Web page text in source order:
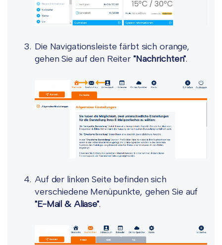
Die Navigationsleiste färbt sich orange,
gehen Sie auf den Reiter "Nachrichten".
Auf der linken Seite befinden sich
verschiedene Menüpunkte, gehen Sie auf
"E-Mail & Aliase".